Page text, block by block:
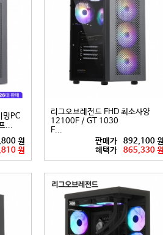
밍PC
...
원
원
리그오브레전드 FHD 최소사양
12100F / GT 1030
F...
판매가
892,100 원
혜택가
865,330 원